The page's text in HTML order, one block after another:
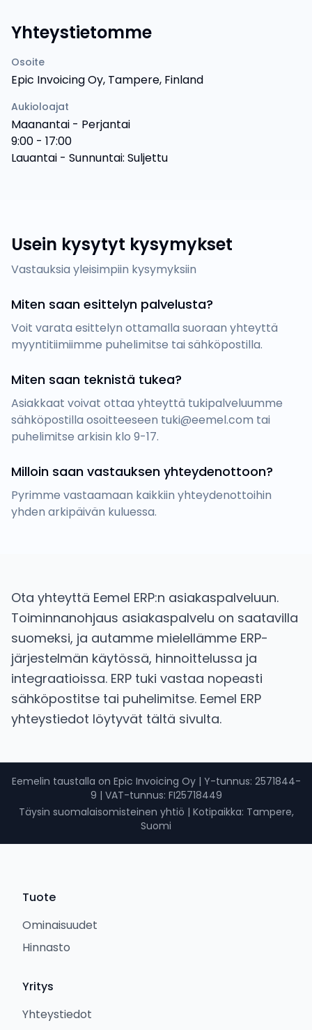
Yhteystietomme
Osoite
Epic Invoicing Oy, Tampere, Finland
Aukioloajat
Maanantai - Perjantai
9:00 - 17:00
Lauantai - Sunnuntai: Suljettu
Usein kysytyt kysymykset
Vastauksia yleisimpiin kysymyksiin
Miten saan esittelyn palvelusta?
Voit varata esittelyn ottamalla suoraan yhteyttä
myyntitiimiimme puhelimitse tai sähköpostilla.
Miten saan teknistä tukea?
Asiakkaat voivat ottaa yhteyttä tukipalveluumme
sähköpostilla osoitteeseen tuki@eemel.com tai
puhelimitse arkisin klo 9-17.
Milloin saan vastauksen yhteydenottoon?
Pyrimme vastaamaan kaikkiin yhteydenottoihin
yhden arkipäivän kuluessa.
Ota yhteyttä Eemel ERP:n asiakaspalveluun.
Toiminnanohjaus asiakaspalvelu on saatavilla
suomeksi, ja autamme mielellämme ERP-
järjestelmän käytössä, hinnoittelussa ja
integraatioissa. ERP tuki vastaa nopeasti
sähköpostitse tai puhelimitse. Eemel ERP
yhteystiedot löytyvät tältä sivulta.
Eemelin taustalla on Epic Invoicing Oy| Y-tunnus: 2571844-
9 | VAT-tunnus: FI25718449
Täysin suomalaisomisteinen yhtiö | Kotipaikka: Tampere,
Suomi
Tuote
Ominaisuudet
Hinnasto
Yritys
Yhteystiedot